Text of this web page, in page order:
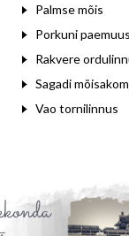
Palmse mõis
Porkuni
Rakvere
Sagadi
Vao tornilinnus